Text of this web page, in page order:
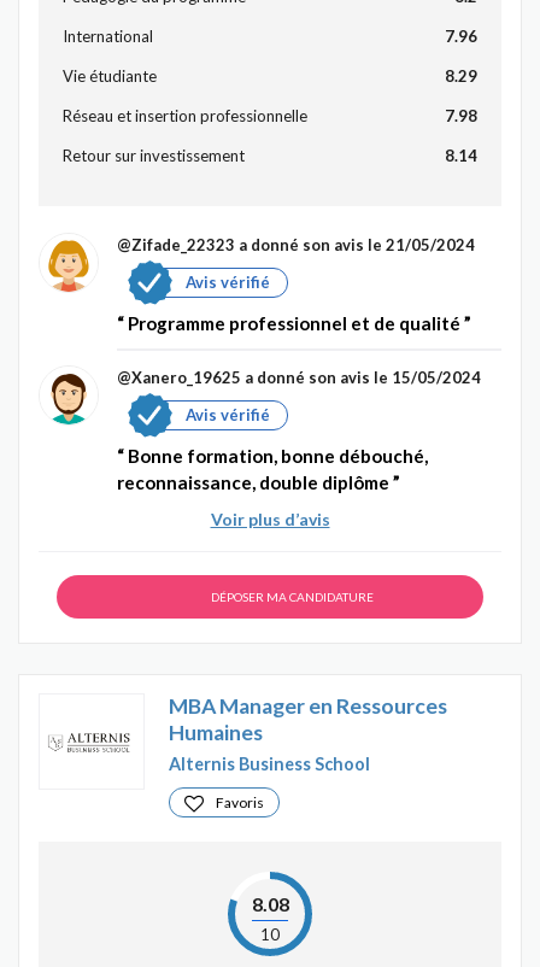
International 7.96
Vie étudiante 8.29
Réseau et insertion professionnelle 7.98
Retour sur investissement 8.14
@Zifade_22323 a donné son avis le 21/05/2024
Avis vérifié
Programme professionnel et de qualité
@Xanero_19625 a donné son avis le 15/05/2024
Avis vérifié
Bonne formation, bonne débouché,
reconnaissance, double diplôme
Voir plus d’avis
DÉPOSER MA CANDIDATURE
MBA Manager en Ressources
Humaines
Alternis Business School
Favoris
8.08
10